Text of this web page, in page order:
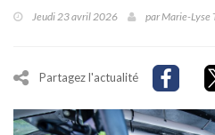
Jeudi 23 avril 2026 parMarie-Lyse
Partagez l'actualité